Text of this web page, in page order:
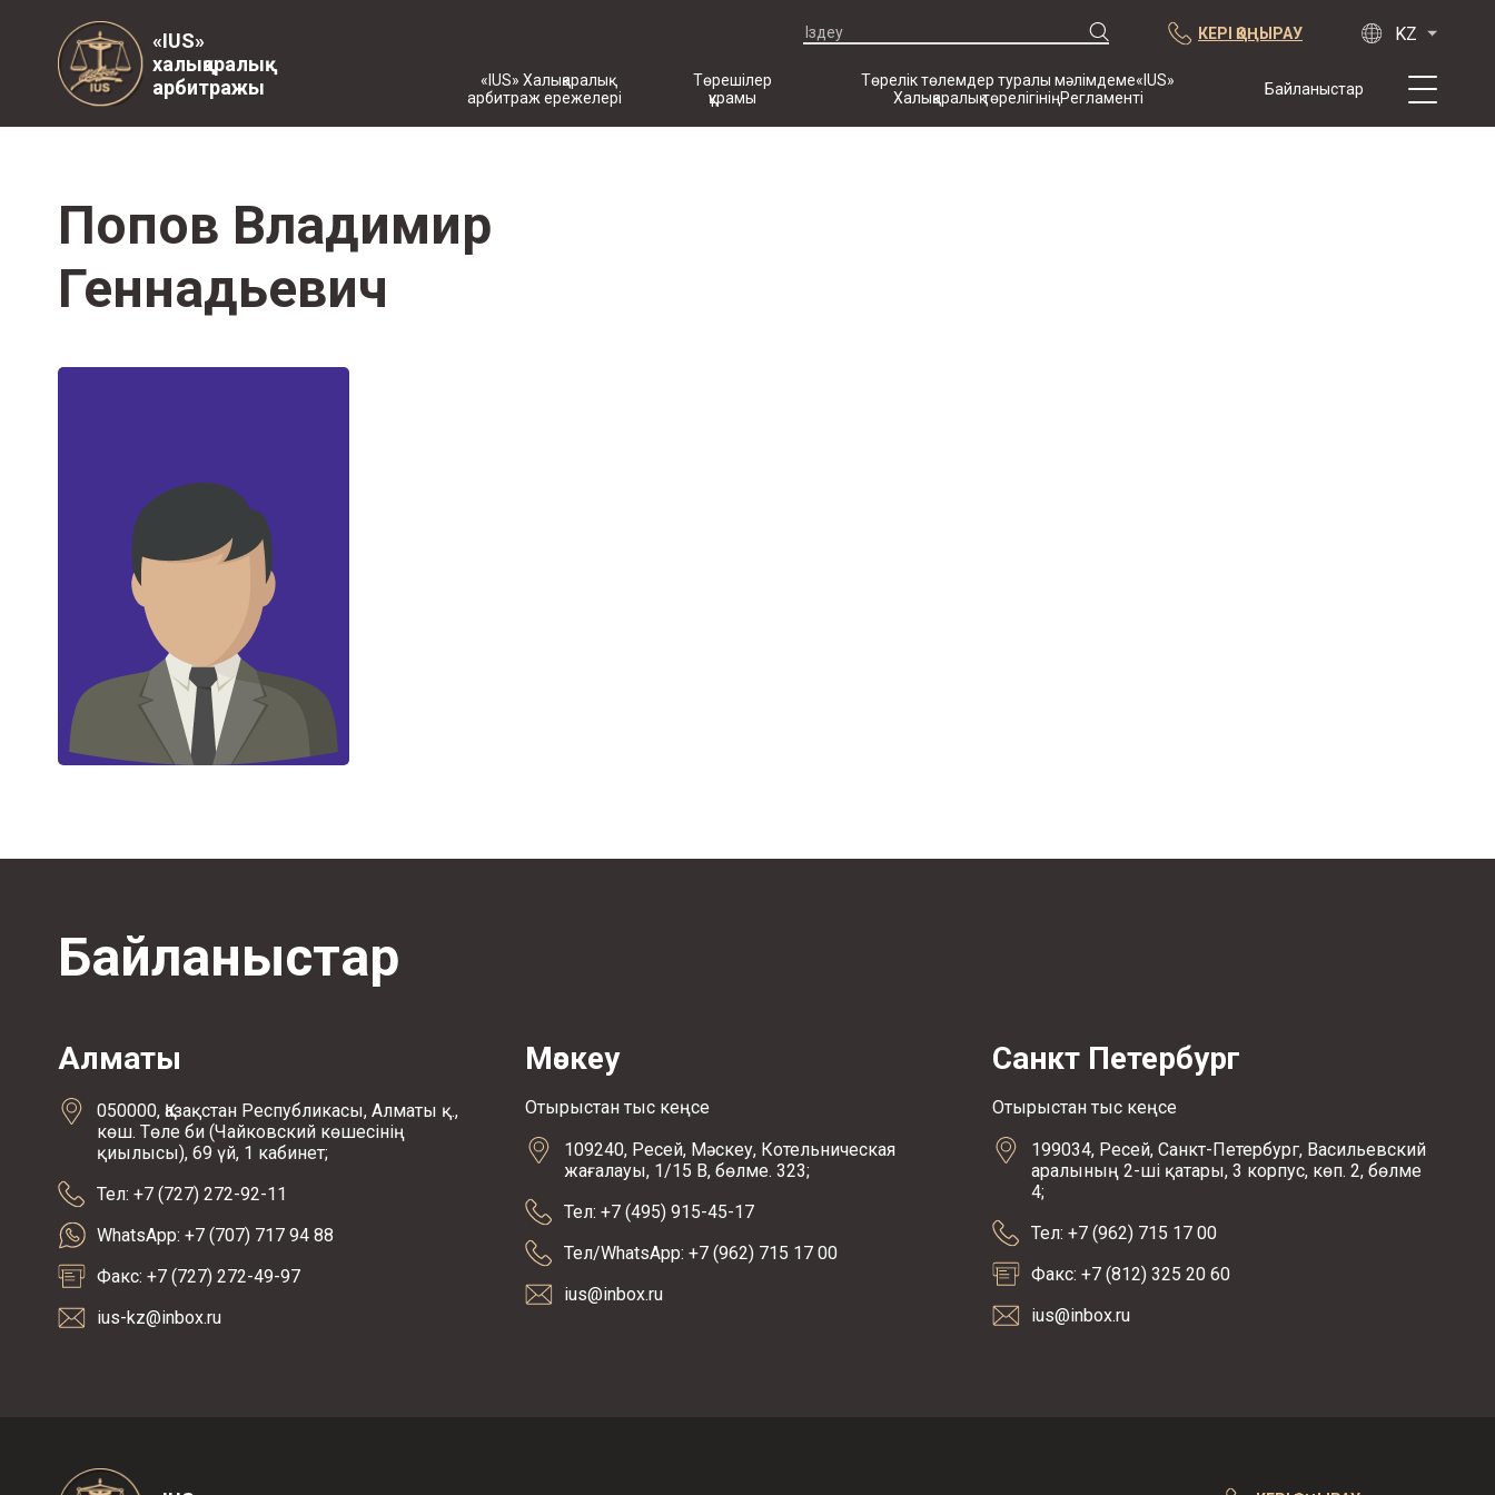
«IUS»
халықаралық
арбитражы
КЕРІ ҚОҢЫРАУ
«IUS» Халықаралық
арбитраж ережелері
Төрешілер
құрамы
Төрелік төлемдер туралы мәлімдеме«IUS»
Халықаралық төрелігініңРегламенті
Байланыстар
Попов Владимир
Геннадьевич
Байланыстар
Алматы
050000, Қазақстан Республикасы, Алматы қ.,
көш. Төле би (Чайковский көшесінің
қиылысы), 69 үй, 1 кабинет;
Тел: +7 (727) 272-92-11
WhatsApp: +7 (707) 717 94 88
Факс: +7 (727) 272-49-97
ius-kz@inbox.ru
Мәскеу
Отырыстан тыс кеңсе
109240, Ресей, Мәскеу, Котельническая
жағалауы, 1/15 В, бөлме. 323;
Тел: +7 (495) 915-45-17
Тел/WhatsApp: +7 (962) 715 17 00
ius@inbox.ru
Санкт Петербург
Отырыстан тыс кеңсе
199034, Ресей, Санкт-Петербург, Васильевский
аралының 2-ші қатары, 3 корпус, көп. 2, бөлме
4;
Тел: +7 (962) 715 17 00
Факс: +7 (812) 325 20 60
ius@inbox.ru